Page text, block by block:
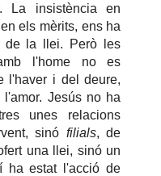
La insistència en
els mèrits, ens ha
de la llei. Però les
l'home no es
l'haver i del deure,
Jesús no ha
unes relacions
sinó filials, de
una llei, sinó un
ha estat l'acció de